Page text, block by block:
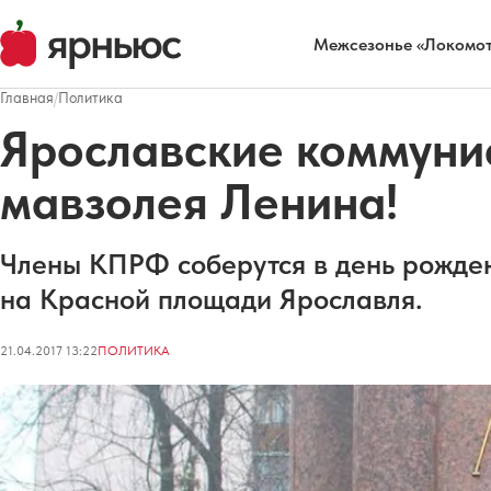
Межсезонье
Главная/Политика
Ярославские
мавзолея Ленина!
Члены КПРФ соберутся в день
на Красной площади Ярославля.
21.04.2017 13:22ПОЛИТИКА